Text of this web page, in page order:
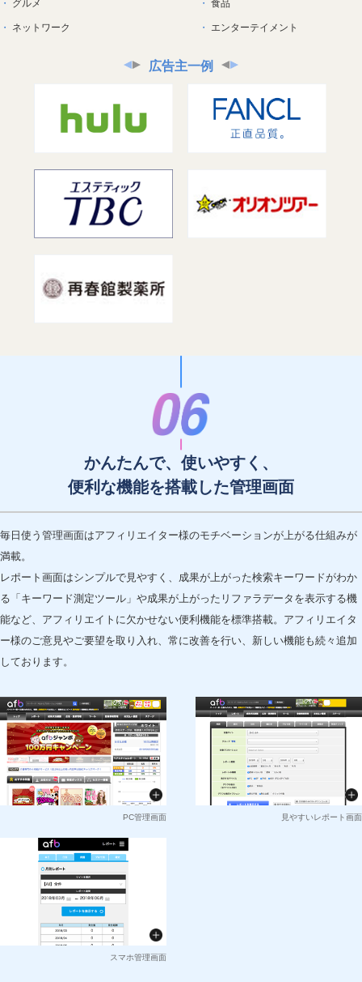
グルメ
ネットワーク
食品
エンターテイメント
広告主一例
かんたんで、使いやすく、
便利な機能を搭載した管理画面
毎日使う管理画面はアフィリエイター様のモチベーションが上がる仕組みが
満載。
レポート画面はシンプルで見やすく、成果が上がった検索キーワードがわか
る「キーワード測定ツール」や成果が上がったリファラデータを表示する機
能など、アフィリエイトに欠かせない便利機能を標準搭載。アフィリエイタ
ー様のご意見やご要望を取り入れ、常に改善を行い、新しい機能も続々追加
しております。
PC管理画面 見やすいレポート画面
スマホ管理画面